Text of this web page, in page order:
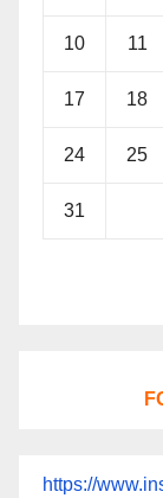
10 11
17 18
24 25
31
https://